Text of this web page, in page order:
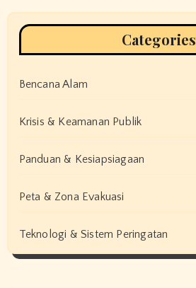
Categories
Bencana Alam
Krisis & Keamanan Publik
Panduan & Kesiapsiagaan
Peta & Zona Evakuasi
Teknologi & Sistem Peringatan